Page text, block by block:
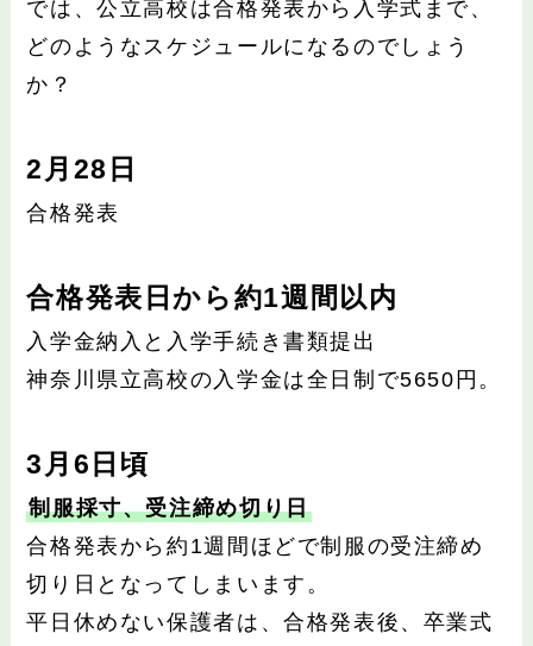
では、公立高校は合格発表から入学式まで、
どのようなスケジュールになるのでしょう
か？
2月28日
合格発表
合格発表日から約1週間以内
入学金納入と入学手続き書類提出
神奈川県立高校の入学金は全日制で5650円。
3月6日頃
制服採寸、受注締め切り日
合格発表から約1週間ほどで制服の受注締め
切り日となってしまいます。
平日休めない保護者は、合格発表後、卒業式